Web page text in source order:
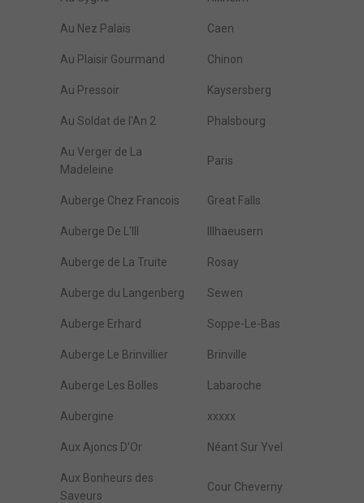
Au Nez Palais Caen
Au Plaisir Gourmand Chinon
Au Pressoir Kaysersberg
Au Soldat de l'An 2 Phalsbourg
Au Verger de La
Madeleine
Paris
Auberge Chez Francois Great Falls
Auberge De L'Ill Illhaeusern
Auberge de La Truite Rosay
Auberge du Langenberg Sewen
Auberge Erhard Soppe-Le-Bas
Auberge Le Brinvillier Brinville
Auberge Les Bolles Labaroche
Aubergine xxxxx
Aux Ajoncs D'Or Néant Sur Yvel
Aux Bonheurs des
Saveurs
Cour Cheverny